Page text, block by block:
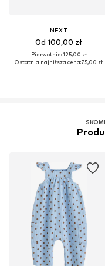
NEXT
Od 100,00 zł
Pierwotnie: 125,00 zł
Ostatnia najniższa cena:75,00 zł